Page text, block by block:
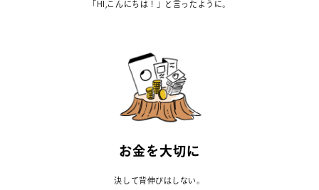
「HI,こんにちは！」と言ったように。
お金を 大切に
決して背伸びはしない。